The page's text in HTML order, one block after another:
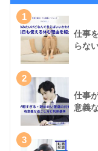
1
仕事
らな
2
仕事
意義
3